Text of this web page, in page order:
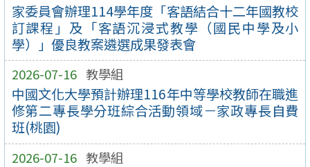
家委員會辦理114學年度「客語結合十二年國教校
訂課程」及「客語沉浸式教學（國民中學及小
學）」優良教案遴選成果發表會
2026-07-16 教學組
中國文化大學預計辦理116年中等學校教師在職進
修第二專長學分班綜合活動領域－家政專長自費
班(桃園)
2026-07-16 教學組